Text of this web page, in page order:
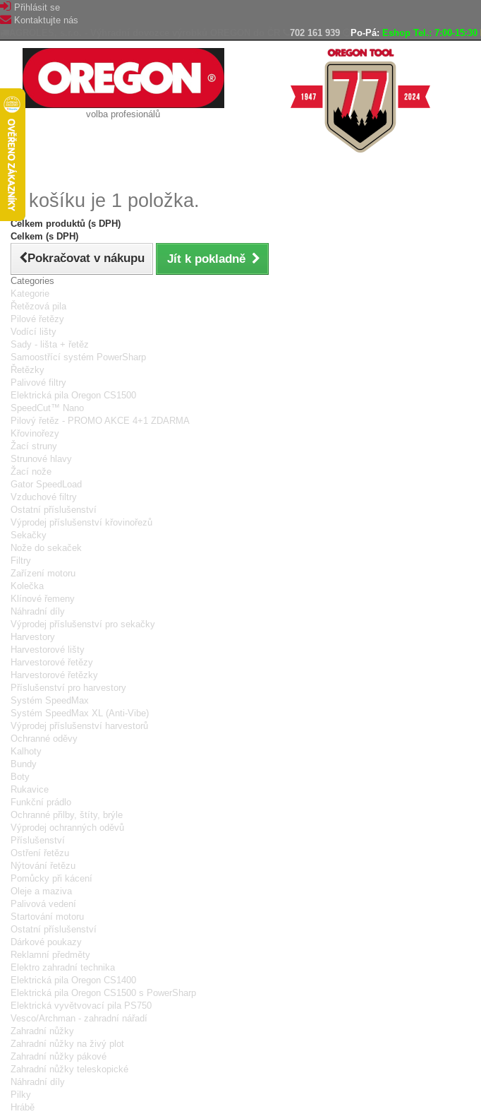
Přihlásit se
Kontaktujte nás
702 161 939 Po-Pá: Eshop Tel.: 7:00-15:30
volba profesionálů
V košíku je 1 položka.
Celkem produktů (s DPH)
Celkem (s DPH)
Pokračovat v nákupu Jít k pokladně
Categories
Kategorie
Řetězová pila
Pilové řetězy
Vodící lišty
Sady - lišta + řetěz
Samoostřící systém PowerSharp
Řetězky
Palivové filtry
Elektrická pila Oregon CS1500
SpeedCut™ Nano
Pilový řetěz - PROMO AKCE 4+1 ZDARMA
Křovinořezy
Žací struny
Strunové hlavy
Žací nože
Gator SpeedLoad
Vzduchové filtry
Ostatní příslušenství
Výprodej příslušenství křovinořezů
Sekačky
Nože do sekaček
Filtry
Zařízení motoru
Kolečka
Klínové řemeny
Náhradní díly
Výprodej příslušenství pro sekačky
Harvestory
Harvestorové lišty
Harvestorové řetězy
Harvestorové řetězky
Příslušenství pro harvestory
Systém SpeedMax
Systém SpeedMax XL (Anti-Vibe)
Výprodej příslušenství harvestorů
Ochranné oděvy
Kalhoty
Bundy
Boty
Rukavice
Funkční prádlo
Ochranné přilby, štíty, brýle
Výprodej ochranných oděvů
Příslušenství
Ostření řetězu
Nýtování řetězu
Pomůcky při kácení
Oleje a maziva
Palivová vedení
Startování motoru
Ostatní příslušenství
Dárkové poukazy
Reklamní předměty
Elektro zahradní technika
Elektrická pila Oregon CS1400
Elektrická pila Oregon CS1500 s PowerSharp
Elektrická vyvětvovací pila PS750
Vesco/Archman - zahradní nářadí
Zahradní nůžky
Zahradní nůžky na živý plot
Zahradní nůžky pákové
Zahradní nůžky teleskopické
Náhradní díly
Pilky
Hrábě